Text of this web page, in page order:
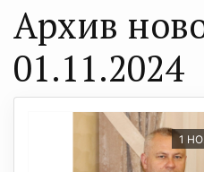
Архив
01.11.2024
1